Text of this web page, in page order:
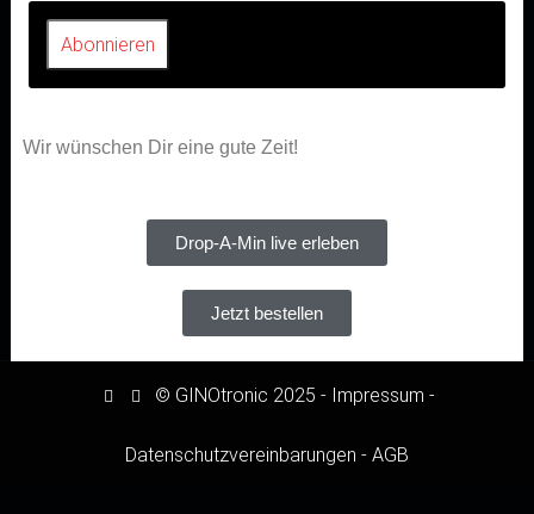
Wir wünschen Dir eine gute Zeit!
Drop-A-Min live erleben
Jetzt bestellen
© GINOtronic 2025 - Impressum -
Datenschutzvereinbarungen - AGB